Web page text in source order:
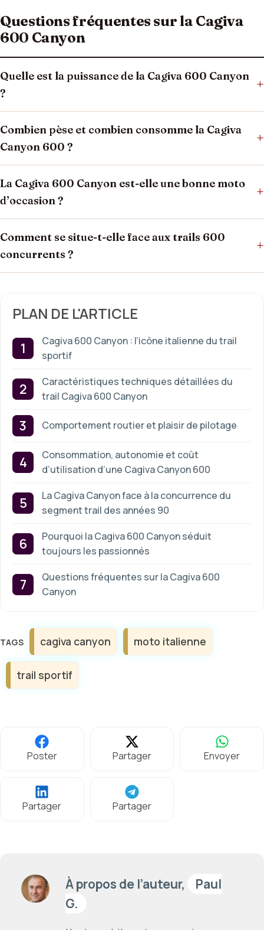
Questions fréquentes sur la Cagiva
600 Canyon
Quelle est la puissance de la Cagiva 600 Canyon
?
+
Combien pèse et combien consomme la Cagiva
Canyon 600 ?
+
La Cagiva 600 Canyon est-elle une bonne moto
d’occasion ?
+
Comment se situe-t-elle face aux trails 600
concurrents ?
+
PLAN DE L'ARTICLE
Cagiva 600 Canyon : l’icône italienne du trail
sportif
Caractéristiques techniques détaillées du
trail Cagiva 600 Canyon
Comportement routier et plaisir de pilotage
Consommation, autonomie et coût
d’utilisation d’une Cagiva Canyon 600
La Cagiva Canyon face à la concurrence du
segment trail des années 90
Pourquoi la Cagiva 600 Canyon séduit
toujours les passionnés
Questions fréquentes sur la Cagiva 600
Canyon
Étiquettes
cagiva canyon moto italienne
trail sportif
Poster Partager Envoyer
Partager Partager
À propos de l’auteur,
Paul
G.